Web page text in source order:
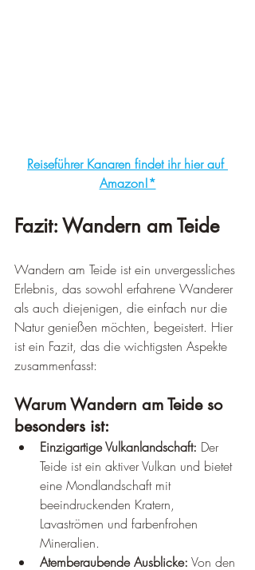
Reiseführer Kanaren findet ihr hier auf
Amazon!*
Fazit: Wandern am Teide
Wandern am Teide ist ein unvergessliches
Erlebnis, das sowohl erfahrene Wanderer
als auch diejenigen, die einfach nur die
Natur genießen möchten, begeistert. Hier
ist ein Fazit, das die wichtigsten Aspekte
zusammenfasst:
Warum Wandern am Teide so
besonders ist:
Einzigartige Vulkanlandschaft: Der
Teide ist ein aktiver Vulkan und bietet
eine Mondlandschaft mit
beeindruckenden Kratern,
Lavaströmen und farbenfrohen
Mineralien.
Atemberaubende Ausblicke: Von den